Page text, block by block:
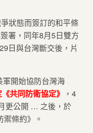
狀態而簽訂的和平條
署，同年8月5日雙方
日與台灣斷交後，片
軍開始協防台灣海
共同防衛協定》
，4
更公開 … 之後，於
條約》。